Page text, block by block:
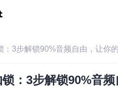
：3步解锁90%音频自由，让你
：3步解锁90%音